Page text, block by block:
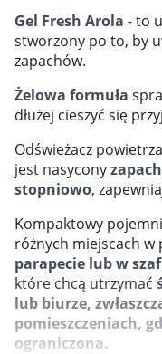
Korzystamy z
Gel Fresh Arola - to
stworzony po to, by
zapachów.
Żelowa formuła
dłużej cieszyć się
Odświeżacz
jest nasycony
stopniowo,
Kompaktowy
różnych miejscach w
parapecie lub w
które chcą utrzymać
lub biurze,
pomieszczeniach,
ograniczona.